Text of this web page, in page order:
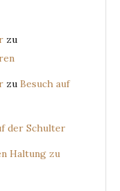
zu
zu Besuch auf
der Schulter
Haltung zu